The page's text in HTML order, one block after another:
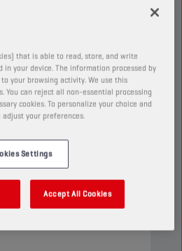
that is able to read, store, and write
your device. The information processed by
your browsing activity. We use this
You can reject all non-essential processing
cookies. To personalize your choice and
adjust your preferences.
Settings
Accept All Cookies